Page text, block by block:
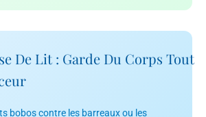
De Lit : Garde Du Corps Tout
bobos contre les barreaux ou les